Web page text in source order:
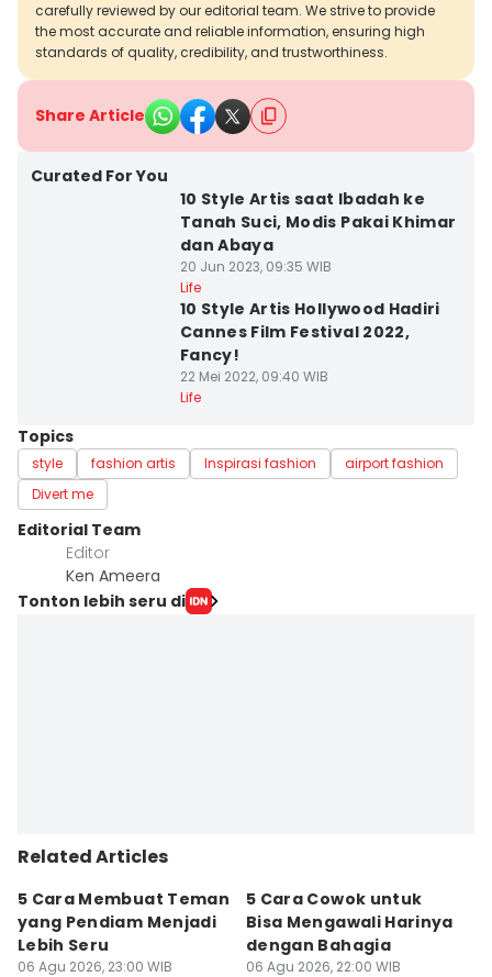
carefully reviewed by our editorial team. We strive to provide
the most accurate and reliable information, ensuring high
standards of quality, credibility, and trustworthiness.
Share Article
Curated For You
10 Style Artis saat Ibadah ke
Tanah Suci, Modis Pakai Khimar
dan Abaya
20 Jun 2023, 09:35 WIB
Life
10 Style Artis Hollywood Hadiri
Cannes Film Festival 2022,
Fancy!
22 Mei 2022, 09:40 WIB
Life
Topics
style fashion artis Inspirasi fashion
airport fashion
Divert me
Editorial Team
Editor
Ken Ameera
Tonton lebih seru di
Related Articles
5 Cara Membuat Teman
yang Pendiam Menjadi
Lebih Seru
06 Agu 2026, 23:00 WIB
5 Cara Cowok untuk
Bisa Mengawali Harinya
dengan Bahagia
06 Agu 2026, 22:00 WIB